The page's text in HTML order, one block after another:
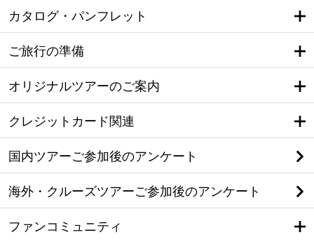
カタログ・パンフレット
ご旅行の準備
オリジナルツアーのご案内
クレジットカード関連
国内ツアーご参加後のアンケート
海外・クルーズツアーご参加後のアンケート
ファンコミュニティ